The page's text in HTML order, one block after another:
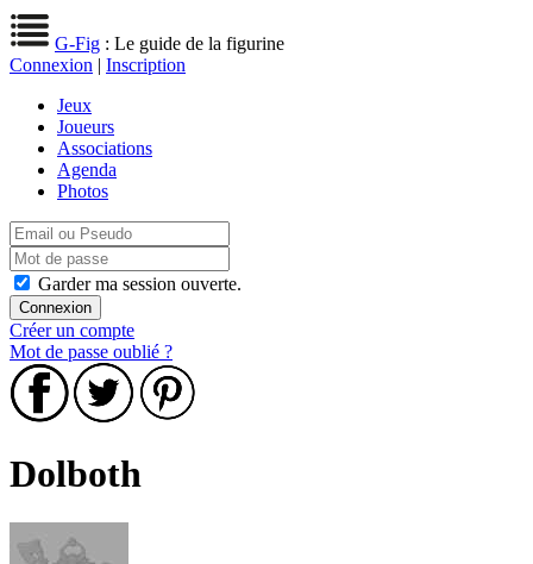
G-Fig : Le guide de la figurine
Connexion | Inscription
Jeux
Joueurs
Associations
Agenda
Photos
Garder ma session ouverte.
Créer un compte
Mot de passe oublié ?
Dolboth